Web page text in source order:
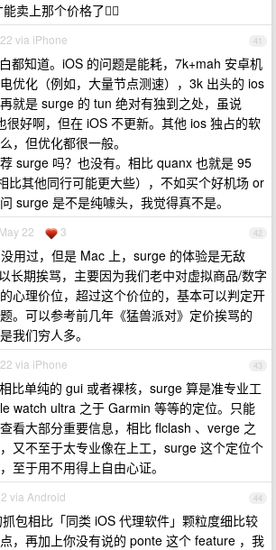
卖上那个价格了😮‍💨
41
via iPhone
都知道。iOS 的问题是能耗，7k+mah 安卓机
优化（例如，大量节点测速），3k 出头的 ios
就是 surge 的 tun 绝对有独到之处，虽说
很好啊，但在 iOS 不更新。其他 ios 独占的软
，但优化都很一般。
surge 吗？也没有。相比 quanx 也就是 95
比其他同行可能更大些），不如买个好机场 or
surge 是不是纯噱头，我觉得真不是。
42
May 22 3
用过，但是 Mac 上，surge 的体验是无敌
长期挨骂，主要因为我们老中对虚拟商品/数字
心理价位，超过这个价位的，基本可以判定开
。可以参考前几年《猛兽派对》定价挨骂的
我们穷人多。
43
via iPhone
比单纯的 gui 或者裸核，surge 算是准专业工
watch ultra 之于 Garmin 等等的定位。只能
看大部分重要信息，相比 flclash 、verge 之
又不至于太专业像在上工，surge 这个定位个
至于用不用得上自由心证。
44
via Android
包相比「同类 iOS 代理软件」颗粒度细比较
，再加上你没有说的 ponte 这个 feature ，我